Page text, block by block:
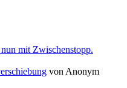
mit Zwischenstopp.
von Anonym